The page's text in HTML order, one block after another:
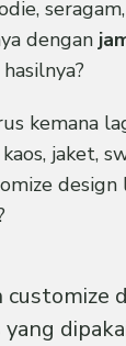
dengan
kemana
jaket,
design